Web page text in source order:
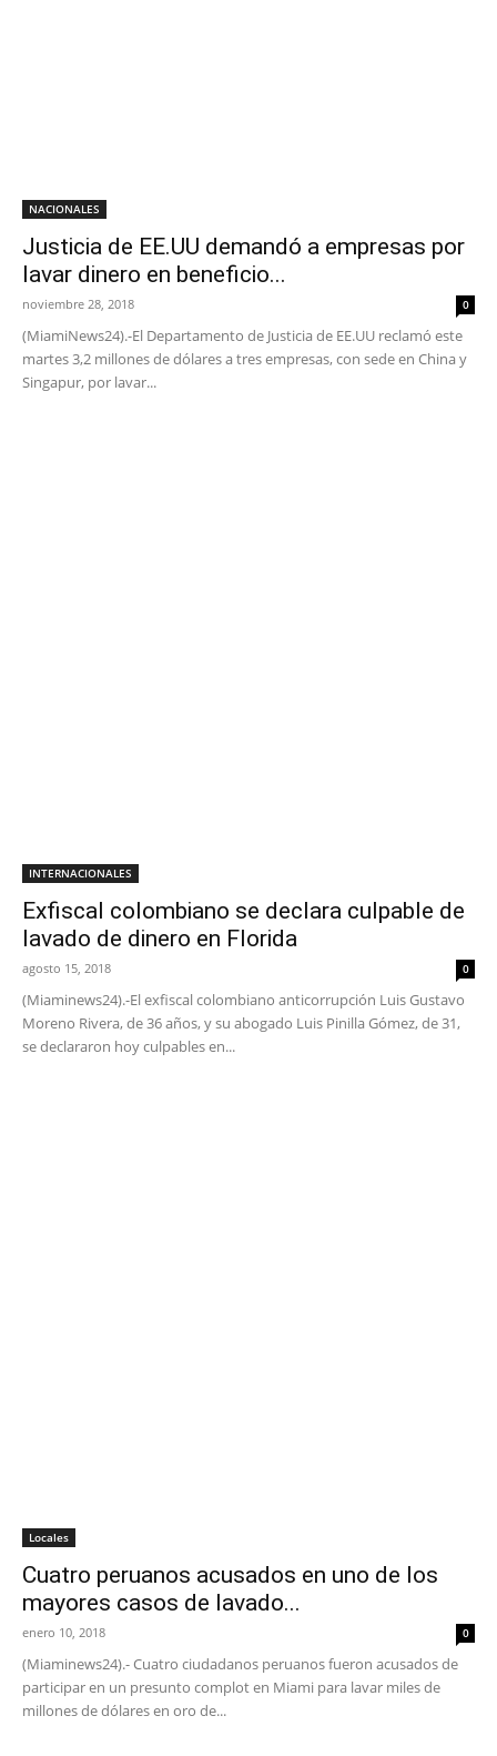
NACIONALES
Justicia de EE.UU demandó a empresas por
lavar dinero en beneficio...
noviembre 28, 2018 0
(MiamiNews24).-El Departamento de Justicia de EE.UU reclamó este
martes 3,2 millones de dólares a tres empresas, con sede en China y
Singapur, por lavar...
INTERNACIONALES
Exfiscal colombiano se declara culpable de
lavado de dinero en Florida
agosto 15, 2018 0
(Miaminews24).-El exfiscal colombiano anticorrupción Luis Gustavo
Moreno Rivera, de 36 años, y su abogado Luis Pinilla Gómez, de 31,
se declararon hoy culpables en...
Locales
Cuatro peruanos acusados en uno de los
mayores casos de lavado...
enero 10, 2018 0
(Miaminews24).- Cuatro ciudadanos peruanos fueron acusados de
participar en un presunto complot en Miami para lavar miles de
millones de dólares en oro de...